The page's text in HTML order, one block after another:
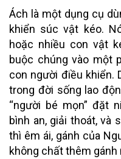
Ách là một dụng cụ
khiển súc vật kéo.
hoặc nhiều con vật
buộc chúng vào một
con người điều khiển.
trong đời sống lao
“người bé mọn” đặt
bình an, giải thoát, và
thì êm ái, gánh của
không chất thêm gánh